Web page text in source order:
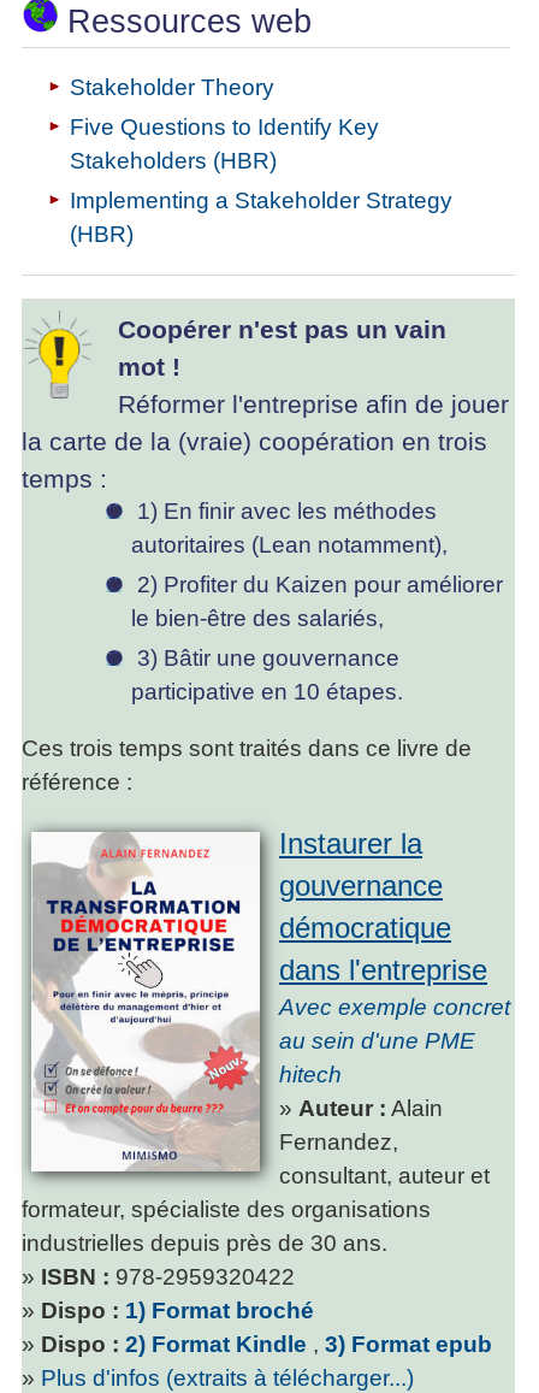
Ressources web
Stakeholder Theory
Five Questions to Identify Key
Stakeholders (HBR)
Implementing a Stakeholder Strategy
(HBR)
Coopérer n'est pas un vain
mot !
Réformer l'entreprise afin de jouer
la carte de la (vraie) coopération en trois
temps :
1) En finir avec les méthodes
autoritaires (Lean notamment),
2) Profiter du Kaizen pour améliorer
le bien-être des salariés,
3) Bâtir une gouvernance
participative en 10 étapes.
Ces trois temps sont traités dans ce livre de
référence :
Instaurer la
gouvernance
démocratique
dans l'entreprise
Avec exemple concret
au sein d'une PME
hitech
» Auteur : Alain
Fernandez,
consultant, auteur et
formateur, spécialiste des organisations
industrielles depuis près de 30 ans.
» ISBN : 978-2959320422
» Dispo : 1) Format broché
» Dispo : 2) Format Kindle , 3) Format epub
» Plus d'infos (extraits à télécharger...)